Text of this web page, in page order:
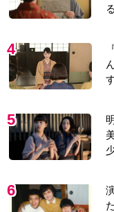
4
5
6